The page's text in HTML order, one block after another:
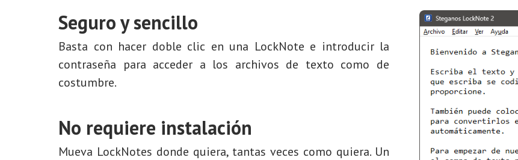
Seguro y sencillo
Basta con hacer doble clic en una LockNote e introducir la
contraseña para acceder a los archivos de texto como de
costumbre.
No requiere instalación
Mueva LockNotes donde quiera, tantas veces como quiera. Un